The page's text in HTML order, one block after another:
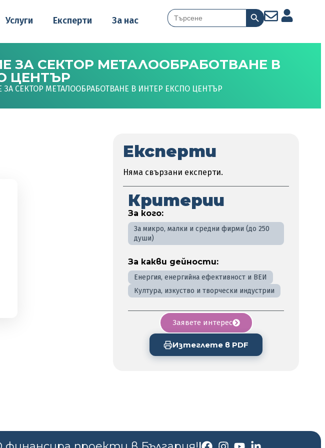
Услуги Експерти За нас
Search
for:
Search Button
ЗА СЕКТОР МЕТАЛООБРАБОТВАНЕ В
ЦЕНТЪР
СЕКТОР МЕТАЛООБРАБОТВАНЕ В ИНТЕР ЕКСПО ЦЕНТЪР
Експерти
Няма свързани експерти.
Критерии
За кого:
За микро, малки и средни фирми (до 250
души)
За какви дейности:
Енергия, енергийна ефективност и ВЕИ
Култура, изкуство и творчески индустрии
Заявете интерес
Изтеглете в PDF